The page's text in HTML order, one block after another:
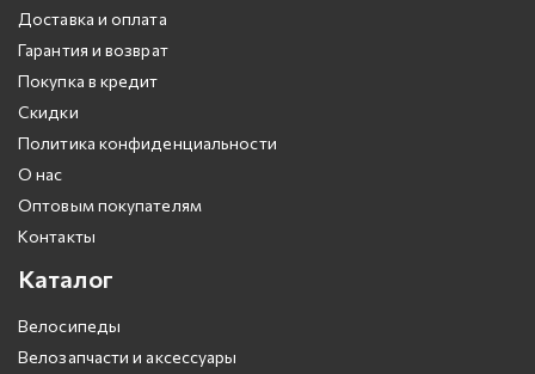
Доставка и оплата
Гарантия и возврат
Покупка в кредит
Скидки
Политика конфиденциальности
О нас
Оптовым покупателям
Контакты
Каталог
Велосипеды
Велозапчасти и аксессуары